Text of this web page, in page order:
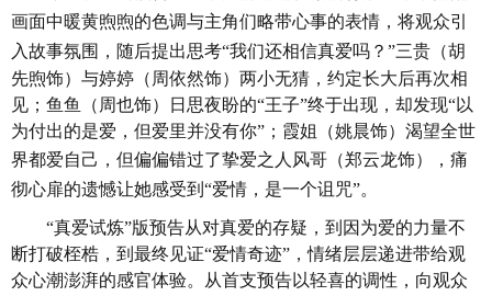
画面中暖黄煦煦的色调与主角们略带心事的表情，将观众引
入故事氛围，随后提出思考“我们还相信真爱吗 ？ ”三贵（胡
先煦饰）与婷婷（周依然饰）两小无猜，约定长大后再次相
见；鱼鱼（周也饰）日思夜盼的“王子”终于出现，却发现“以
为付出的是爱，但爱里并没有你”；霞姐（姚晨饰）渴望全世
界都爱自己，但偏偏错过了挚爱之 人风哥（郑云龙饰），痛
彻心扉的遗憾让她感受到 “爱情，是一个诅咒”。
“真爱试炼”版预告从对真爱的存疑，到因为爱的力量不
断打破桎梏，到最终见证“爱情奇迹”，情绪层层递进带给观
众心潮澎湃的感官体验。从首支预告以轻喜的调性，向观众